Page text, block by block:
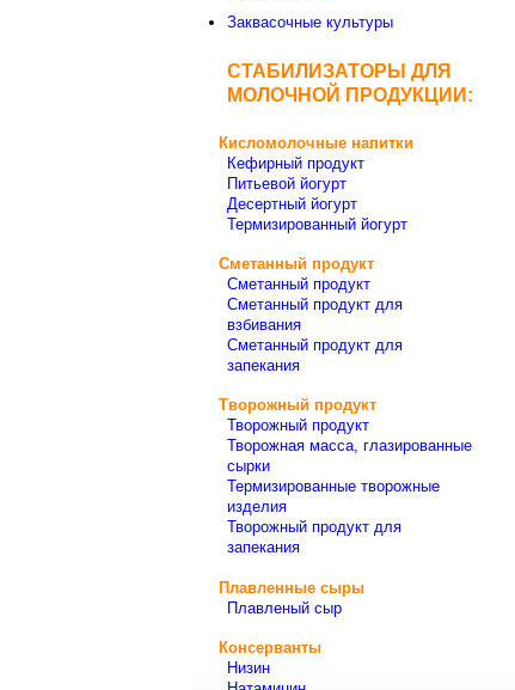
Заквасочные культуры
СТАБИЛИЗАТОРЫ ДЛЯ
МОЛОЧНОЙ ПРОДУКЦИИ:
Кисломолочные напитки
Кефирный продукт
Питьевой йогурт
Десертный йогурт
Термизированный йогурт
Сметанный продукт
Сметанный продукт
Сметанный продукт для
взбивания
Сметанный продукт для
запекания
Творожный продукт
Творожный продукт
Творожная масса, глазированные
сырки
Термизированные творожные
изделия
Творожный продукт для
запекания
Плавленные сыры
Плавленый сыр
Консерванты
Низин